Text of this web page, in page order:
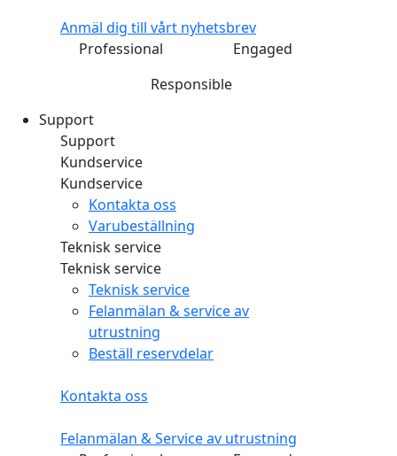
Anmäl dig till vårt nyhetsbrev
Professional
Engaged
Responsible
Support
Support
Kundservice
Kundservice
Kontakta oss
Varubeställning
Teknisk service
Teknisk service
Teknisk service
Felanmälan & service av
utrustning
Beställ reservdelar
Kontakta oss
Felanmälan & Service av utrustning